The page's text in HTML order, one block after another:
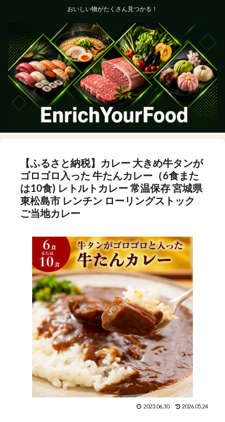
おいしい物がたくさん見つかる！
【ふるさと納税】カレー 大きめ牛タンが
ゴロゴロ入った 牛たんカレー（6食また
は10食) レトルトカレー 常温保存 宮城県
東松島市 レンチン ローリングストック
ご当地カレー
2023.06.30 2026.05.24